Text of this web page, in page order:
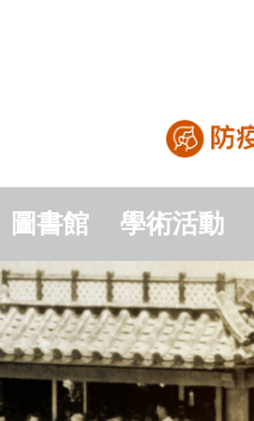
圖書館 學術活動